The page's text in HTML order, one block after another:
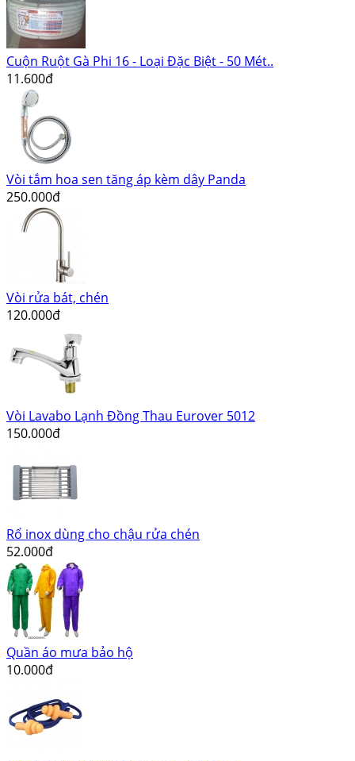
Cuộn Ruột Gà Phi 16 - Loại Đặc Biệt - 50 Mét..
11.600đ
Vòi tắm hoa sen tăng áp kèm dây Panda
250.000đ
Vòi rửa bát, chén
120.000đ
Vòi Lavabo Lạnh Đồng Thau Eurover 5012
150.000đ
Rổ inox dùng cho chậu rửa chén
52.000đ
Quần áo mưa bảo hộ
10.000đ